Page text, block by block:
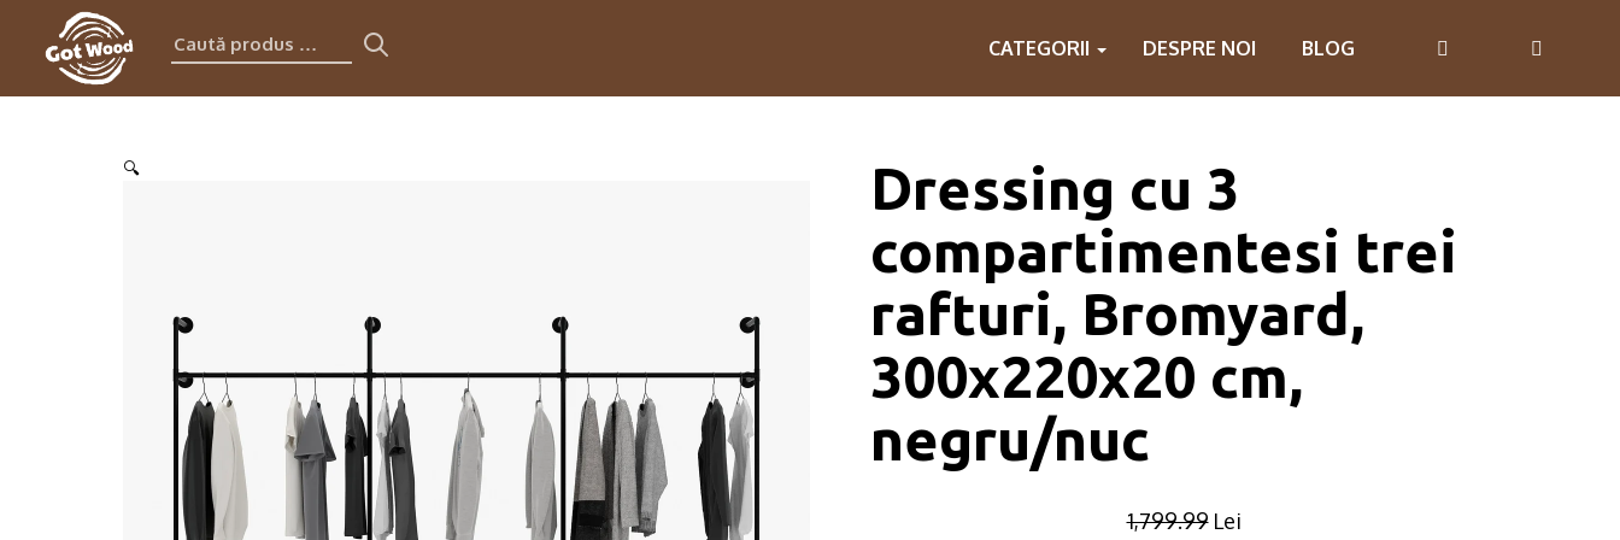
Caută
produs:
CATEGORII DESPRE NOI BLOG
🔍
Dressing cu 3
compartimentesi trei
rafturi, Bromyard,
300x220x20 cm,
negru/nuc
1,799.99 Lei